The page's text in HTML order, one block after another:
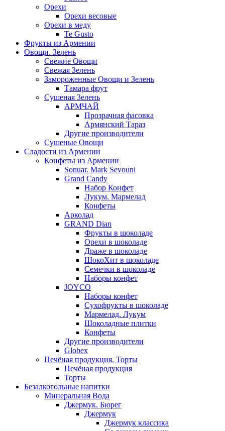
Орехи
Орехи весовые
Орехи в меду
Te Gusto
Фрукты из Армении
Овощи. Зелень
Свежие Овощи
Свежая Зелень
Замороженные Овощи и Зелень
Тамара фрут
Сушеная Зелень
АРМЧАЙ
Прозрачная фасовка
Армянский Тараз
Другие производители
Сушеные Овощи
Сладости из Армении
Конфеты из Армении
Sonuar. Mark Sevouni
Grand Candy
Набор Конфет
Лукум. Мармелад
Конфеты
Арколад
GRAND Dian
Фрукты в шоколаде
Орехи в шоколаде
Драже в шоколаде
ШокоХит в шоколаде
Семечки в шоколаде
Наборы конфет
JOYCO
Наборы конфет
Сухофрукты в шоколаде
Мармелад. Лукум
Шоколадные плитки
Конфеты
Другие производители
Globex
Печёная продукция. Торты
Печёная продукция
Торты
Безалкогольные напитки
Минеральная Вода
Джермук. Бюрег
Джермук
Джермук классика